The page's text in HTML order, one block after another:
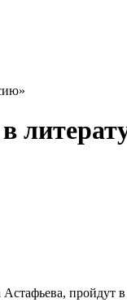
пройдут в